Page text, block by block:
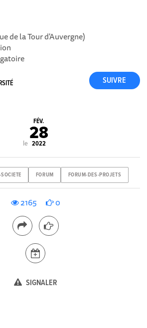
de la Tour d'Auvergne)
le
FÉV.
28
2022
FORUM FORUM-DES-PROJETS
2165 0
SIGNALER